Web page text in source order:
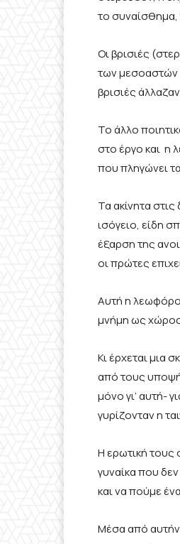
το
Οι βρισιές
των μεσοαστών
βρισιές
Το άλλο
στο έργο και η
που πληγώνει
Τα ακίνητα
ισόγειο, είδη
έξαρση της
οι πρώτες
Αυτή η
μνήμη ως χώρος
Κι έρχεται μια
από τους
μόνο γι’ αυτή-
γυρίζονταν η
Η ερωτική τους
γυναίκα που
και να πούμε
Μέσα από αυτήν